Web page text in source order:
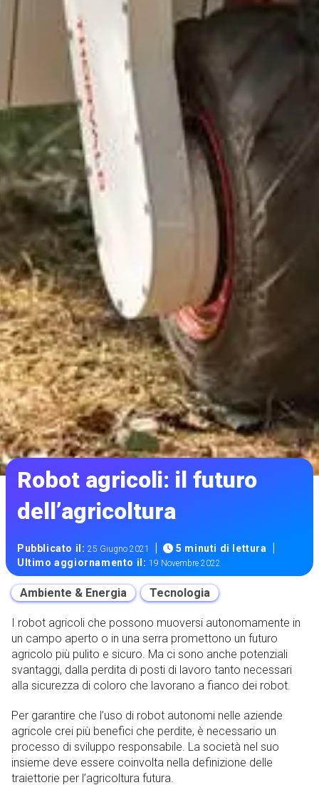
Robot agricoli: il futuro
dell’agricoltura
Pubblicato il:25 Giugno 2021 | 5 minuti di lettura |
Ultimo aggiornamento il:19 Novembre 2022
Ambiente & Energia Tecnologia
I robot agricoli che possono muoversi autonomamente in
un campo aperto o in una serra promettono un futuro
agricolo più pulito e sicuro. Ma ci sono anche potenziali
svantaggi, dalla perdita di posti di lavoro tanto necessari
alla sicurezza di coloro che lavorano a fianco dei robot.
Per garantire che l’uso di robot autonomi nelle aziende
agricole crei più benefici che perdite, è necessario un
processo di sviluppo responsabile. La società nel suo
insieme deve essere coinvolta nella definizione delle
traiettorie per l’agricoltura futura.